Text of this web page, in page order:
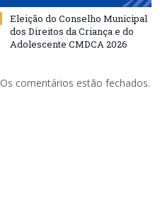
Eleição do Conselho Municipal
dos Direitos da Criança e do
Adolescente CMDCA 2026
Os comentários estão fechados.